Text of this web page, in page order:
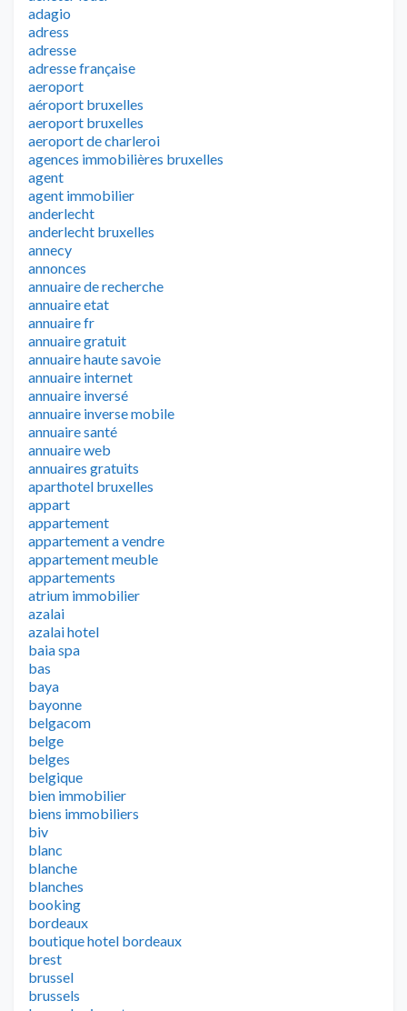
adagio
adress
adresse
adresse française
aeroport
aéroport bruxelles
aeroport bruxelles
aeroport de charleroi
agences immobilières bruxelles
agent
agent immobilier
anderlecht
anderlecht bruxelles
annecy
annonces
annuaire de recherche
annuaire etat
annuaire fr
annuaire gratuit
annuaire haute savoie
annuaire internet
annuaire inversé
annuaire inverse mobile
annuaire santé
annuaire web
annuaires gratuits
aparthotel bruxelles
appart
appartement
appartement a vendre
appartement meuble
appartements
atrium immobilier
azalai
azalai hotel
baia spa
bas
baya
bayonne
belgacom
belge
belges
belgique
bien immobilier
biens immobiliers
biv
blanc
blanche
blanches
booking
bordeaux
boutique hotel bordeaux
brest
brussel
brussels